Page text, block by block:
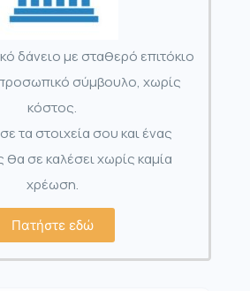
δάνειο με σταθερό επιτόκιο
σύμβουλο, χωρίς
κόστος.
τα στοιχεία σου και ένας
σε καλέσει χωρίς καμία
χρέωση.
Πατήστε εδώ